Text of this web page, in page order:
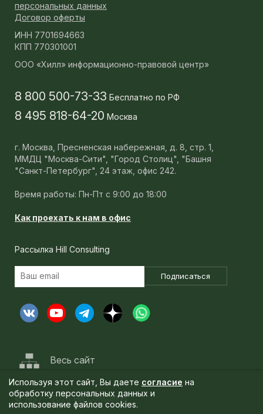
персональных данных
Договор оферты
ИНН 7701694663
КПП 770301001
ООО «Хилл» информационно-правовой центр»
8 800 500-73-33 Бесплатно по РФ
8 495 818-64-20 Москва
г. Москва, Пресненская набережная, д. 8, стр. 1,
ММДЦ "Москва-Сити", "Город Столиц", "Башня
"Санкт-Петербург", 24 этаж, офис 242.
Время работы: Пн-Пт с 9:00 до 18:00
Как проехать к нам в офис
Рассылка Hill Consulting
Подписаться
Весь сайт
© 1997—2026 Hill Consulting
Используя этот сайт, Вы даете согласие на
обработку персональных данных и
использование файлов cookies.